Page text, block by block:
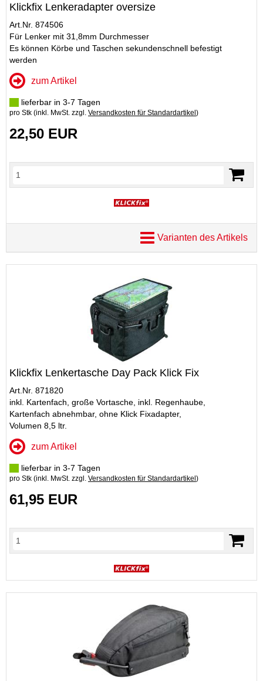
Klickfix Lenkeradapter oversize
Art.Nr. 874506
Für Lenker mit 31,8mm Durchmesser
Es können Körbe und Taschen sekundenschnell befestigt
werden
zum Artikel
lieferbar in 3-7 Tagen
pro Stk (inkl. MwSt. zzgl. Versandkosten für Standardartikel)
22,50 EUR
Varianten des Artikels
Klickfix Lenkertasche Day Pack Klick Fix
Art.Nr. 871820
inkl. Kartenfach, große Vortasche, inkl. Regenhaube,
Kartenfach abnehmbar, ohne Klick Fixadapter,
Volumen 8,5 ltr.
zum Artikel
lieferbar in 3-7 Tagen
pro Stk (inkl. MwSt. zzgl. Versandkosten für Standardartikel)
61,95 EUR